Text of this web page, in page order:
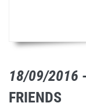
18/09/2016
FRIENDS